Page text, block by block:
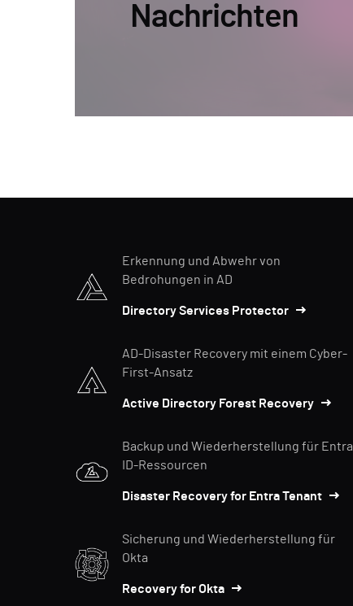
Nachrichten
Erkennung und Abwehr von
Bedrohungen in AD
Directory Services Protector
AD-Disaster Recovery mit einem Cyber-
First-Ansatz
Active Directory Forest Recovery
Backup und Wiederherstellung für Entra
ID-Ressourcen
Disaster Recovery for Entra Tenant
Sicherung und Wiederherstellung für
Okta
Recovery for Okta